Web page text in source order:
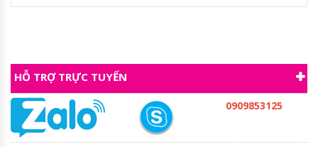
HỖ TRỢ TRỰC TUYẾN
0909853125